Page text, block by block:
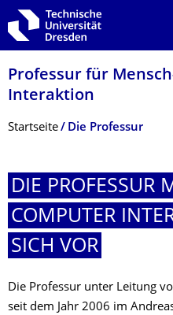
Zur Hauptnavigation springen
Zur Suche springen
Zum Inhalt springen
Professur für
Interaktion
Breadcrumb-Menü
Startseite Die Professur
DIE PROFESSUR
COMPUTER
SICH VOR
Die Professur unter Leitung
seit dem Jahr 2006 im